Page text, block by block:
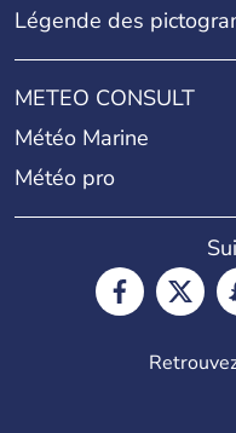
Légende des
METEO CONSULT
Météo Marine
Météo pro